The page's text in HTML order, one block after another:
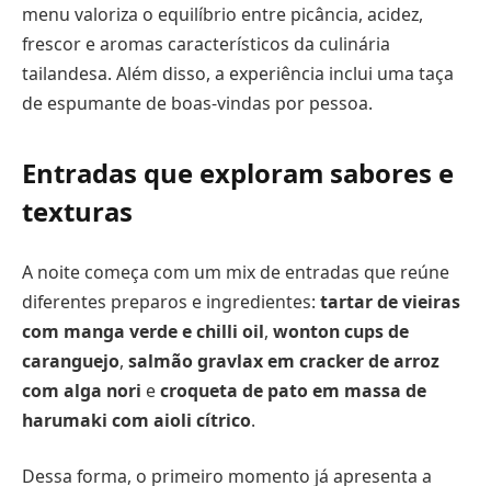
menu valoriza o equilíbrio entre picância, acidez,
frescor e aromas característicos da culinária
tailandesa. Além disso, a experiência inclui uma taça
de espumante de boas-vindas por pessoa.
Entradas que exploram sabores e
texturas
A noite começa com um mix de entradas que reúne
diferentes preparos e ingredientes: tartar de vieiras
com manga verde e chilli oil, wonton cups de
caranguejo, salmão gravlax em cracker de arroz
com alga nori ecroqueta de pato em massa de
harumaki com aioli cítrico.
Dessa forma, o primeiro momento já apresenta a